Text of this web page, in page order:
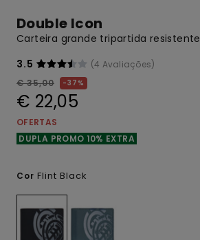
Double Icon
Carteira grande tripartida
3.5
(4 Avaliações)
€ 35,00
37%
€ 22,05
OFERTAS
DUPLA PROMO 10% EXTRA
Cor Flint Black